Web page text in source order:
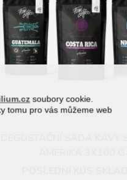
soubory cookie.
tomu pro vás můžeme web